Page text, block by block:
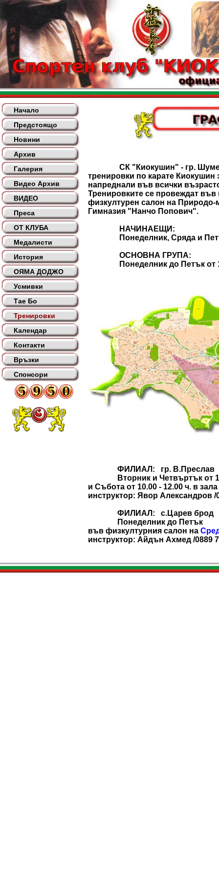
Начало
Предстоящо
Новини
Архив
Галерия
Видео Архив
ВИДЕО
Преса
ОТ КЛУБА
Медалисти
История
ОЯМА ДОДЖО
Усмивки
Тае Бо
Тренировки
Календар
Контакти
Връзки
Спонсори
СК "Киокушин" - гр. Шумен
тренировки по карате Киокушин
напреднали във всички
Тренировките се провеждат
физкултурен салон на Природо-
Гимназия "Нанчо Попович".
НАЧИНАЕЩИ:
Понеделник, Сряда и Петък
ОСНОВНА ГРУПА:
Понеделник до Петък от
ФИЛИАЛ: гр. В.Преслав
Вторник и Четвъртък от
и Събота от 10.00 - 12.00 ч. в
инструктор: Явор Александров /
ФИЛИАЛ: с.Царев брод
Понеделник до Петък
във физкултурния салон на
инструктор: Айдън Ахмед /0889